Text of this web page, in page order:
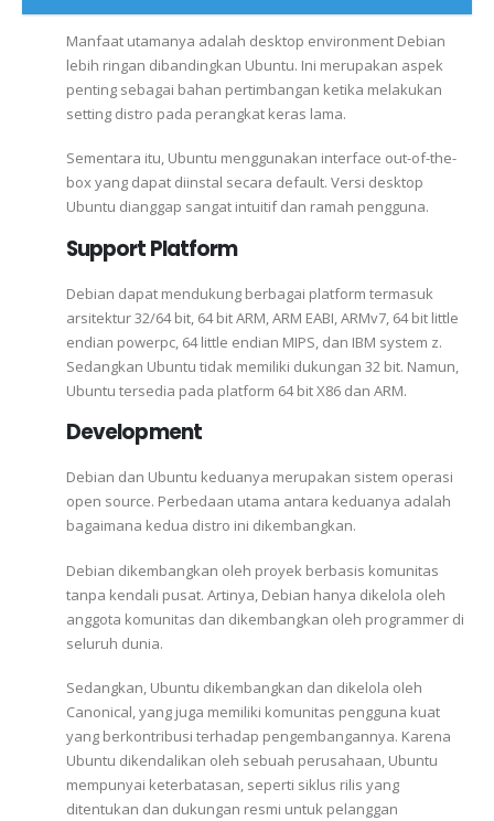
Manfaat utamanya adalah desktop environment Debian
lebih ringan dibandingkan Ubuntu. Ini merupakan aspek
penting sebagai bahan pertimbangan ketika melakukan
setting distro pada perangkat keras lama.
Sementara itu, Ubuntu menggunakan interface out-of-the-
box yang dapat diinstal secara default. Versi desktop
Ubuntu dianggap sangat intuitif dan ramah pengguna.
Support Platform
Debian dapat mendukung berbagai platform termasuk
arsitektur 32/64 bit, 64 bit ARM, ARM EABI, ARMv7, 64 bit little
endian powerpc, 64 little endian MIPS, dan IBM system z.
Sedangkan Ubuntu tidak memiliki dukungan 32 bit. Namun,
Ubuntu tersedia pada platform 64 bit X86 dan ARM.
Development
Debian dan Ubuntu keduanya merupakan sistem operasi
open source. Perbedaan utama antara keduanya adalah
bagaimana kedua distro ini dikembangkan.
Debian dikembangkan oleh proyek berbasis komunitas
tanpa kendali pusat. Artinya, Debian hanya dikelola oleh
anggota komunitas dan dikembangkan oleh programmer di
seluruh dunia.
Sedangkan, Ubuntu dikembangkan dan dikelola oleh
Canonical, yang juga memiliki komunitas pengguna kuat
yang berkontribusi terhadap pengembangannya. Karena
Ubuntu dikendalikan oleh sebuah perusahaan, Ubuntu
mempunyai keterbatasan, seperti siklus rilis yang
ditentukan dan dukungan resmi untuk pelanggan